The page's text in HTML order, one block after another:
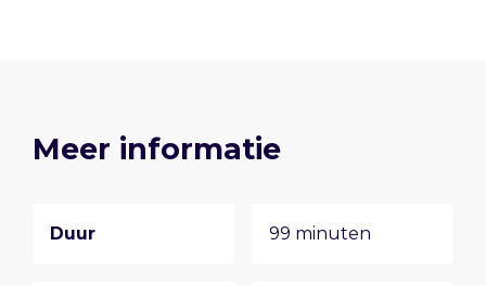
Meer informatie
Duur 99 minuten